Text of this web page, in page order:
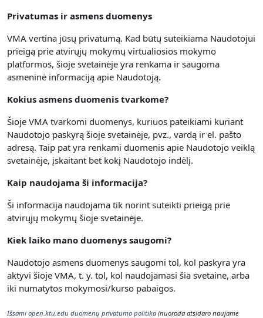
Privatumas ir asmens duomenys
VMA vertina jūsų privatumą. Kad būtų suteikiama Naudotojui
prieigą prie atvirųjų mokymų virtualiosios mokymo
platformos, šioje svetainėje yra renkama ir saugoma
asmeninė informaciją apie Naudotoją.
Kokius asmens duomenis tvarkome?
Šioje VMA tvarkomi duomenys, kuriuos pateikiami kuriant
Naudotojo paskyrą šioje svetainėje, pvz., vardą ir el. pašto
adresą. Taip pat yra renkami duomenis apie Naudotojo veiklą
svetainėje, įskaitant bet kokį Naudotojo indėlį.
Kaip naudojama ši informacija?
Ši informacija naudojama tik norint suteikti prieigą prie
atvirųjų mokymų šioje svetainėje.
Kiek laiko mano duomenys saugomi?
Naudotojo asmens duomenys saugomi tol, kol paskyra yra
aktyvi šioje VMA, t. y. tol, kol naudojamasi šia svetaine, arba
iki numatytos mokymosi/kurso pabaigos.
Išsami open.ktu.edu duomenų privatumo politika (nuoroda atsidaro naujame